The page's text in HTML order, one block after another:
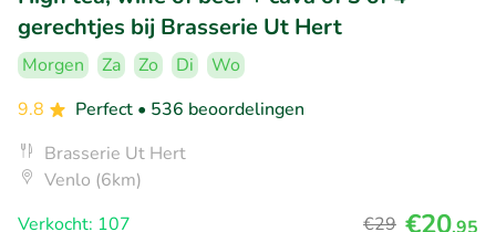
gerechtjes bij Brasserie Ut Hert
Morgen Za Zo Di
Wo
9.8
Perfect • 536 beoordelingen
Brasserie Ut Hert
Venlo (6km)
Verkocht: 107
€29 €20